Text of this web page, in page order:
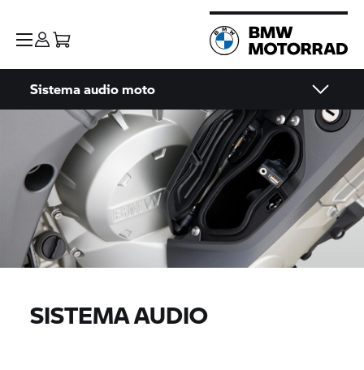
Sistema audio moto
SISTEMA AUDIO